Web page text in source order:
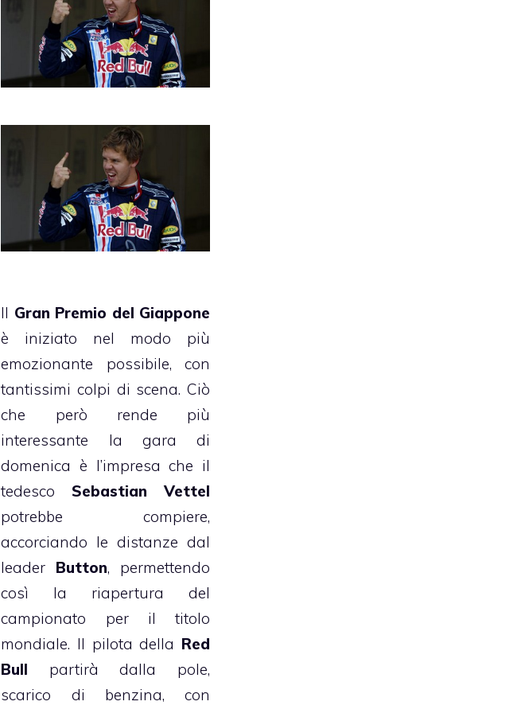
Il Gran Premio del Giappone
è iniziato nel modo più
emozionante possibile, con
tantissimi colpi di scena. Ciò
che però rende più
interessante la gara di
domenica è l’impresa che il
tedescoSebastian Vettel
potrebbe compiere,
accorciando le distanze dal
leader Button, permettendo
così la riapertura del
campionato per il titolo
mondiale. Il pilota della Red
Bull partirà dalla pole,
scarico di benzina, con